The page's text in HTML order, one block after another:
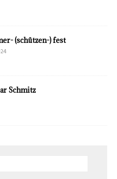
(schützen-) fest
Schmitz